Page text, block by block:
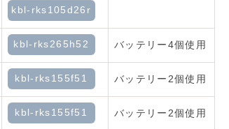
kbl-rks105d26r
kbl-rks265h52 バッテリー4個使用
kbl-rks155f51 バッテリー2個使用
kbl-rks155f51 バッテリー2個使用